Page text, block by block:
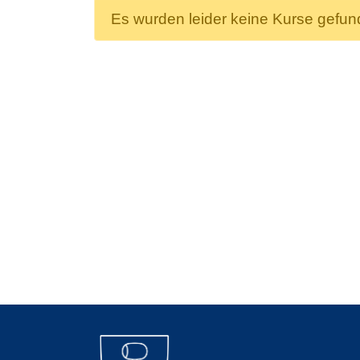
Es wurden leider keine Kurse